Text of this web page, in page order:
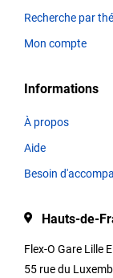
avant
d’apparaître
la
Thématiques
Titre
Recherche par
Mon compte
Informations
À propos
Aide
Besoin
Hauts-de-
Flex-O Gare Lille
55 rue du